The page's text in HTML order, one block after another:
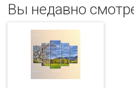
Вы недавно